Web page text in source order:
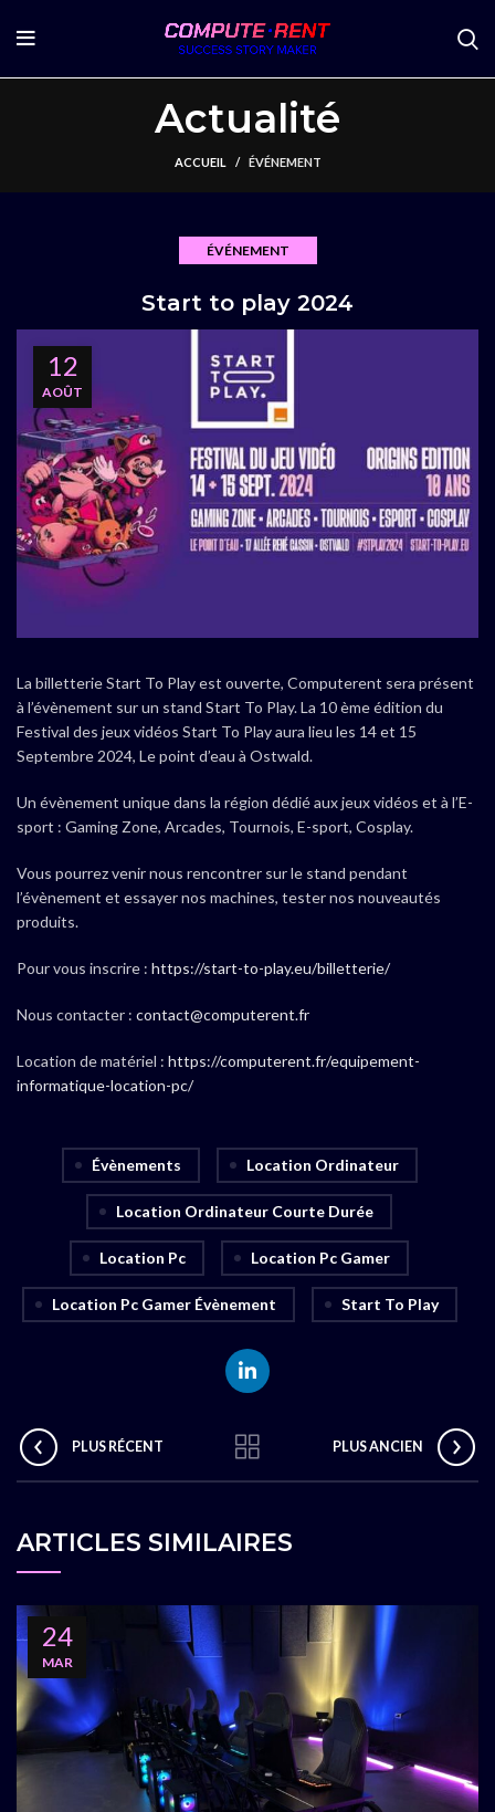
Actualité
ACCUEIL ÉVÉNEMENT
ÉVÉNEMENT
Start to play 2024
12
AOÛT
La billetterie Start To Play est ouverte, Computerent sera présent
à l’évènement sur un stand Start To Play. La 10 ème édition du
Festival des jeux vidéos Start To Play aura lieu les 14 et 15
Septembre 2024, Le point d’eau à Ostwald.
Un évènement unique dans la région dédié aux jeux vidéos et à l’E-
sport : Gaming Zone, Arcades, Tournois, E-sport, Cosplay.
Vous pourrez venir nous rencontrer sur le stand pendant
l’évènement et essayer nos machines, tester nos nouveautés
produits.
Pour vous inscrire : https://start-to-play.eu/billetterie/
Nous contacter : contact@computerent.fr
Location de matériel : https://computerent.fr/equipement-
informatique-location-pc/
Évènements Location Ordinateur
Location Ordinateur Courte Durée
Location Pc Location Pc Gamer
Location Pc Gamer Évènement Start To Play
PLUS RÉCENT PLUS ANCIEN
ARTICLES SIMILAIRES
24
MAR